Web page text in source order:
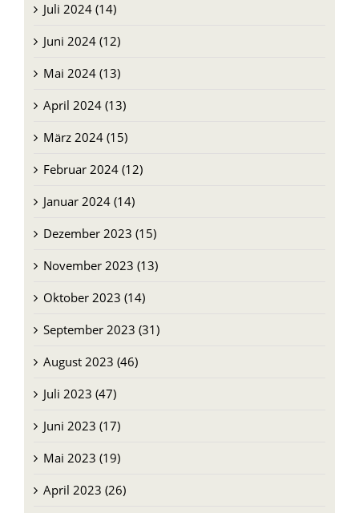
Juli 2024 (14)
Juni 2024 (12)
Mai 2024 (13)
April 2024 (13)
März 2024 (15)
Februar 2024 (12)
Januar 2024 (14)
Dezember 2023 (15)
November 2023 (13)
Oktober 2023 (14)
September 2023 (31)
August 2023 (46)
Juli 2023 (47)
Juni 2023 (17)
Mai 2023 (19)
April 2023 (26)